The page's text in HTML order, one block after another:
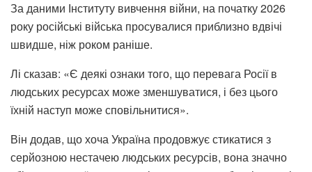
За даними Інституту вивчення війни, на початку 2026
року російські війська просувалися приблизно вдвічі
швидше, ніж роком раніше.
Лі сказав: «Є деякі ознаки того, що перевага Росії в
людських ресурсах може зменшуватися, і без цього
їхній наступ може сповільнитися».
Він додав, що хоча Україна продовжує стикатися з
серйозною нестачею людських ресурсів, вона значно